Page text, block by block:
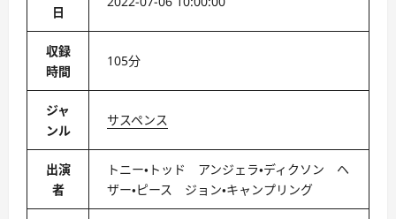
日
収録
時間
105分
ジャ
ンル
サスペンス
出演
者
トニー・トッド アンジェラ・ディクソン ヘ
ザー・ピース ジョン・キャンプリング